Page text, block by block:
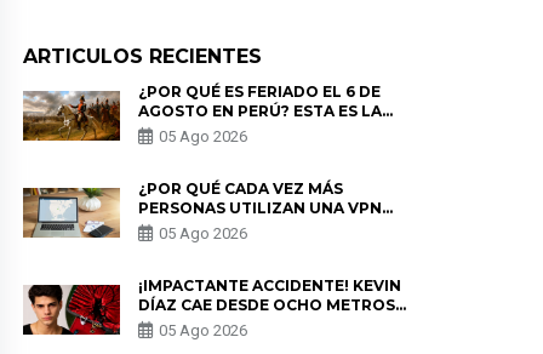
ARTICULOS RECIENTES
¿POR QUÉ ES FERIADO EL 6 DE
AGOSTO EN PERÚ? ESTA ES LA
HISTORIA
05 Ago 2026
¿POR QUÉ CADA VEZ MÁS
PERSONAS UTILIZAN UNA VPN
PARA PROTEGER SU
PRIVACIDAD?
05 Ago 2026
¡IMPACTANTE ACCIDENTE! KEVIN
DÍAZ CAE DESDE OCHO METROS
EN “ESTO ES GUERRA” Y GENERA
PREOCUPACIÓN
05 Ago 2026